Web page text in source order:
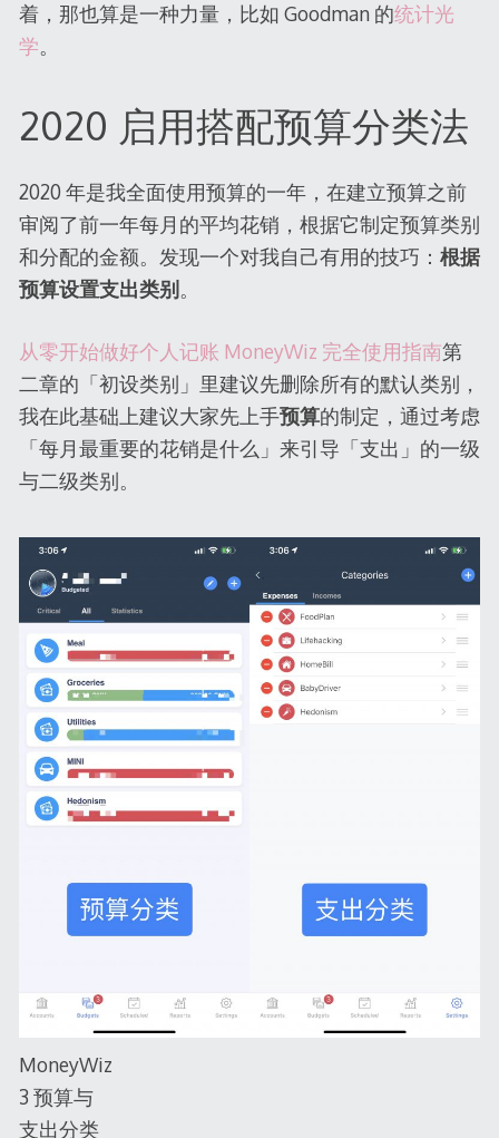
着，那也算是一种力量，比如 Goodman 的统计光
学。
2020 启用搭配预算分类法
2020 年是我全面使用预算的一年，在建立预算之前
审阅了前一年每月的平均花销，根据它制定预算类别
和分配的金额。发现一个对我自己有用的技巧： 根据
预算设置支出类别 。
从零开始做好个人记账 MoneyWiz 完全使用指南第
二章的「初设类别」里建议先删除所有的默认类别，
我在此基础上建议大家先上手预算的制定，通过考虑
「每月最重要的花销是什么」来引导「支出」的一级
与二级类别。
MoneyWiz
3 预算与
支出分类